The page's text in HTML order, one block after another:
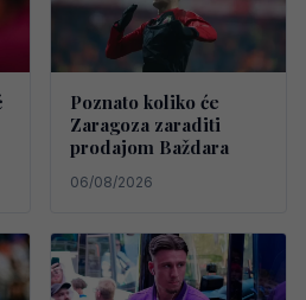
Poznato koliko će
Zaragoza zaraditi
prodajom Baždara
06/08/2026